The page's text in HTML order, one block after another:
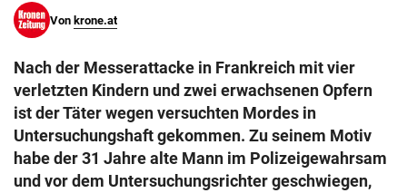
Von krone.at
Nach der Messerattacke in Frankreich mit vier
verletzten Kindern und zwei erwachsenen Opfern
ist der Täter wegen versuchten Mordes in
Untersuchungshaft gekommen. Zu seinem Motiv
habe der 31 Jahre alte Mann im Polizeigewahrsam
und vor dem Untersuchungsrichter geschwiegen,